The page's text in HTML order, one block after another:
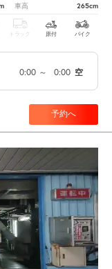
車高 265cm
トラック 原付 バイク
0:00 ～ 0:00 空
予約へ